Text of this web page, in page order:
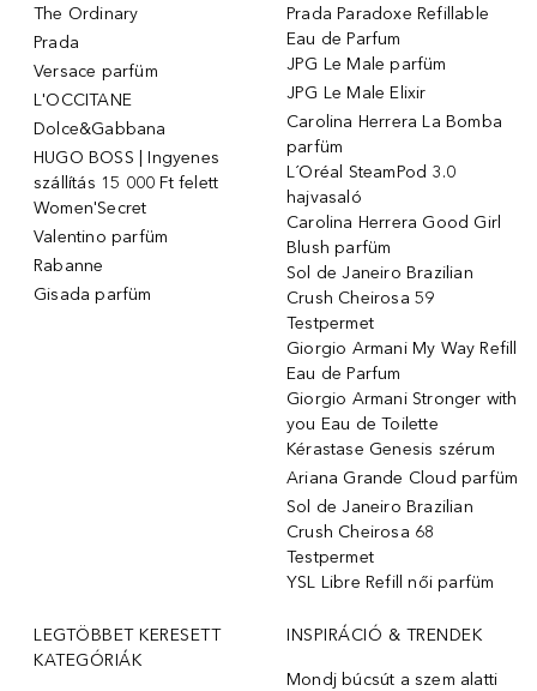
The Ordinary
Prada
Versace parfüm
L'OCCITANE
Dolce&Gabbana
HUGO BOSS | Ingyenes
szállítás 15 000 Ft felett
Women'Secret
Valentino parfüm
Rabanne
Gisada parfüm
Prada Paradoxe Refillable
Eau de Parfum
JPG Le Male parfüm
JPG Le Male Elixir
Carolina Herrera La Bomba
parfüm
L´Oréal SteamPod 3.0
hajvasaló
Carolina Herrera Good Girl
Blush parfüm
Sol de Janeiro Brazilian
Crush Cheirosa 59
Testpermet
Giorgio Armani My Way Refill
Eau de Parfum
Giorgio Armani Stronger with
you Eau de Toilette
Kérastase Genesis szérum
Ariana Grande Cloud parfüm
Sol de Janeiro Brazilian
Crush Cheirosa 68
Testpermet
YSL Libre Refill női parfüm
LEGTÖBBET KERESETT
KATEGÓRIÁK
INSPIRÁCIÓ & TRENDEK
Mondj búcsút a szem alatti